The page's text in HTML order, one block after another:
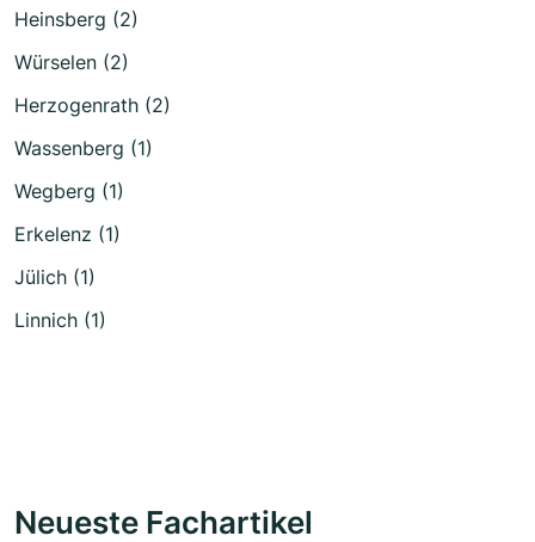
Heinsberg (2)
Würselen (2)
Herzogenrath (2)
Wassenberg (1)
Wegberg (1)
Erkelenz (1)
Jülich (1)
Linnich (1)
Neueste Fachartikel